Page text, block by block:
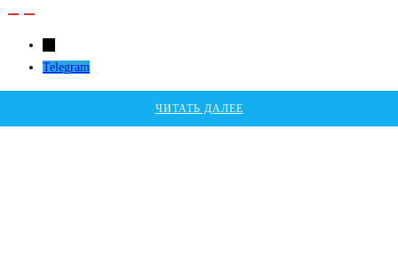
ЧИТАТЬ ДАЛЕЕ
ЧИТАТЬ ДАЛЕЕ
ЧИТАТЬ ДАЛЕЕ
Telegram